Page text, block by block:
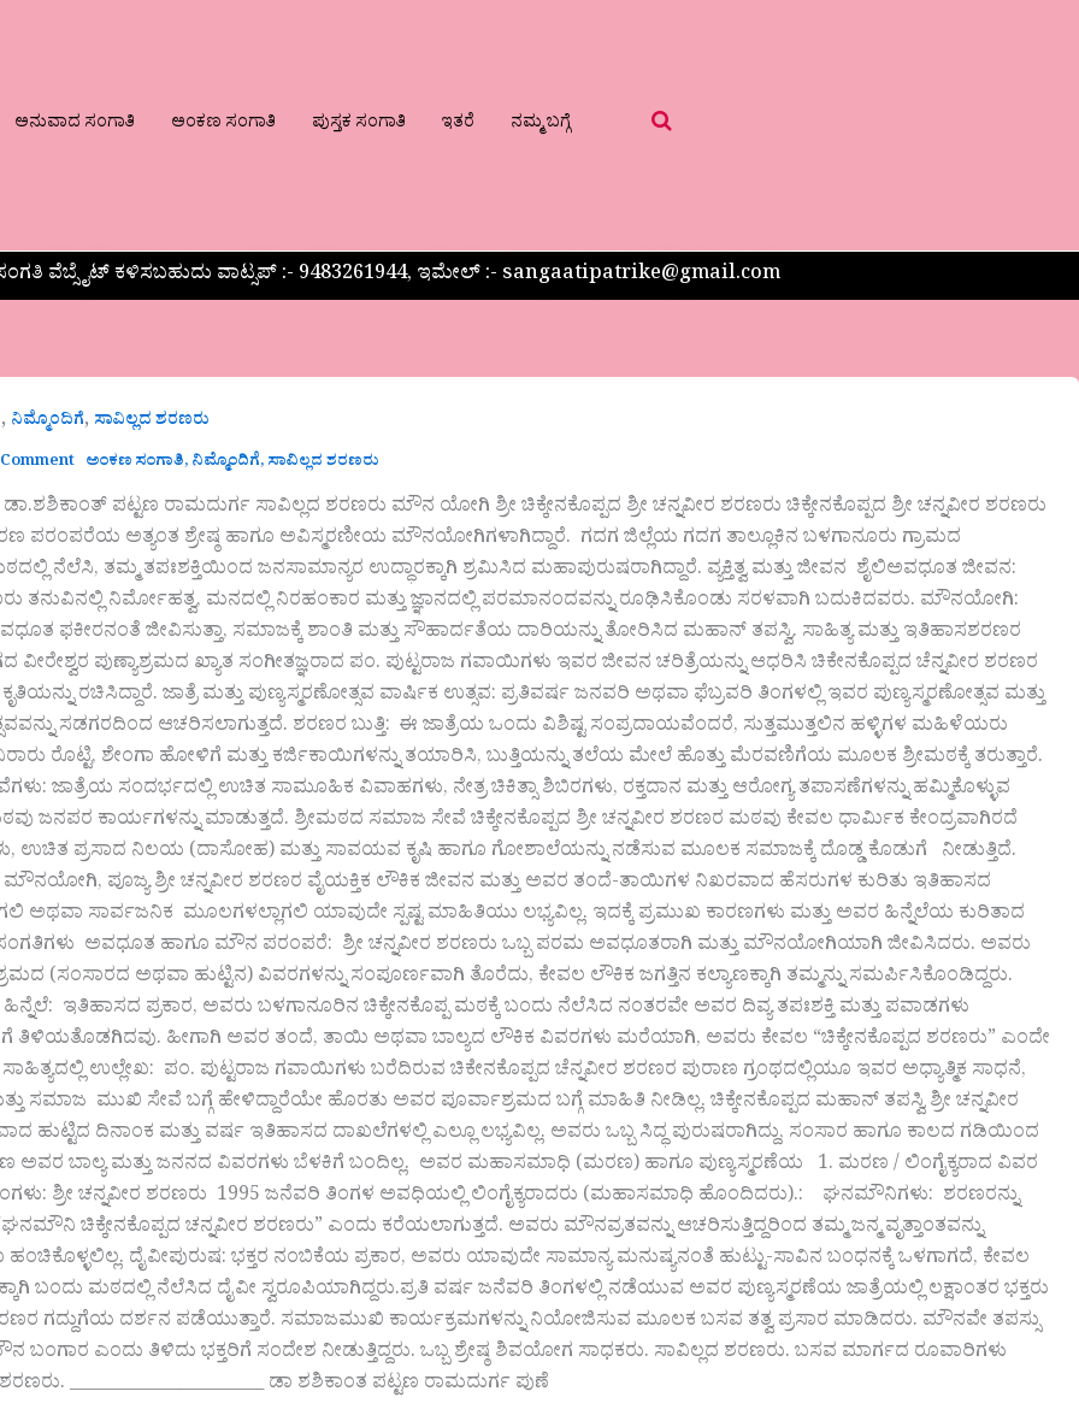
ಅನುವಾದ ಸಂಗಾತಿ ಅಂಕಣ ಸಂಗಾತಿ ಪುಸ್ತಕ ಸಂಗಾತಿ ಇತರೆ ನಮ್ಮ ಬಗ್ಗೆ
ವೆಬ್ಸೈಟ್ ಕಳಿಸಬಹುದು ವಾಟ್ಸಪ್‌ :- 9483261944, ಇಮೇಲ್ :- sangaatipatrike@gmail.com
, ನಿಮ್ಮೊಂದಿಗೆ, ಸಾವಿಲ್ಲದ ಶರಣರು
ಅಂಕಣ ಸಂಗಾತಿ,ನಿಮ್ಮೊಂದಿಗೆ,ಸಾವಿಲ್ಲದ ಶರಣರು
ಪಟ್ಟಣ ರಾಮದುರ್ಗ ಸಾವಿಲ್ಲದ ಶರಣರು ಮೌನ ಯೋಗಿ ಶ್ರೀ ಚಿಕ್ಕೇನಕೊಪ್ಪದ ಶ್ರೀ ಚನ್ನವೀರ ಶರಣರು ಚಿಕ್ಕೇನಕೊಪ್ಪದ ಶ್ರೀ ಚನ್ನವೀರ ಶರಣರು
ಪರಂಪರೆಯ ಅತ್ಯಂತ ಶ್ರೇಷ್ಠ ಹಾಗೂ ಅವಿಸ್ಮರಣೀಯ ಮೌನಯೋಗಿಗಳಾಗಿದ್ದಾರೆ. ಗದಗ ಜಿಲ್ಲೆಯ ಗದಗ ತಾಲ್ಲೂಕಿನ ಬಳಗಾನೂರು ಗ್ರಾಮದ
ನೆಲೆಸಿ, ತಮ್ಮ ತಪಃಶಕ್ತಿಯಿಂದ ಜನಸಾಮಾನ್ಯರ ಉದ್ಧಾರಕ್ಕಾಗಿ ಶ್ರಮಿಸಿದ ಮಹಾಪುರುಷರಾಗಿದ್ದಾರೆ. ವ್ಯಕ್ತಿತ್ವ ಮತ್ತು ಜೀವನ ಶೈಲಿಅವಧೂತ ಜೀವನ:
ತನುವಿನಲ್ಲಿ ನಿರ್ಮೋಹತ್ವ, ಮನದಲ್ಲಿ ನಿರಹಂಕಾರ ಮತ್ತು ಜ್ಞಾನದಲ್ಲಿ ಪರಮಾನಂದವನ್ನು ರೂಢಿಸಿಕೊಂಡು ಸರಳವಾಗಿ ಬದುಕಿದವರು. ಮೌನಯೋಗಿ:
ಫಕೀರನಂತೆ ಜೀವಿಸುತ್ತಾ, ಸಮಾಜಕ್ಕೆ ಶಾಂತಿ ಮತ್ತು ಸೌಹಾರ್ದತೆಯ ದಾರಿಯನ್ನು ತೋರಿಸಿದ ಮಹಾನ್ ತಪಸ್ವಿ. ಸಾಹಿತ್ಯ ಮತ್ತು ಇತಿಹಾಸಶರಣರ
ವೀರೇಶ್ವರ ಪುಣ್ಯಾಶ್ರಮದ ಖ್ಯಾತ ಸಂಗೀತಜ್ಞರಾದ ಪಂ. ಪುಟ್ಟರಾಜ ಗವಾಯಿಗಳು ಇವರ ಜೀವನ ಚರಿತ್ರೆಯನ್ನು ಆಧರಿಸಿ ಚಿಕೇನಕೊಪ್ಪದ ಚೆನ್ನವೀರ ಶರಣರ
ರಚಿಸಿದ್ದಾರೆ. ಜಾತ್ರೆ ಮತ್ತು ಪುಣ್ಯಸ್ಮರಣೋತ್ಸವ ವಾರ್ಷಿಕ ಉತ್ಸವ: ಪ್ರತಿವರ್ಷ ಜನವರಿ ಅಥವಾ ಫೆಬ್ರವರಿ ತಿಂಗಳಲ್ಲಿ ಇವರ ಪುಣ್ಯಸ್ಮರಣೋತ್ಸವ ಮತ್ತು
ಸಡಗರದಿಂದ ಆಚರಿಸಲಾಗುತ್ತದೆ. ಶರಣರ ಬುತ್ತಿ: ಈ ಜಾತ್ರೆಯ ಒಂದು ವಿಶಿಷ್ಟ ಸಂಪ್ರದಾಯವೆಂದರೆ, ಸುತ್ತಮುತ್ತಲಿನ ಹಳ್ಳಿಗಳ ಮಹಿಳೆಯರು
ರೊಟ್ಟಿ, ಶೇಂಗಾ ಹೋಳಿಗೆ ಮತ್ತು ಕರ್ಜಿಕಾಯಿಗಳನ್ನು ತಯಾರಿಸಿ, ಬುತ್ತಿಯನ್ನು ತಲೆಯ ಮೇಲೆ ಹೊತ್ತು ಮೆರವಣಿಗೆಯ ಮೂಲಕ ಶ್ರೀಮಠಕ್ಕೆ ತರುತ್ತಾರೆ.
ಜಾತ್ರೆಯ ಸಂದರ್ಭದಲ್ಲಿ ಉಚಿತ ಸಾಮೂಹಿಕ ವಿವಾಹಗಳು, ನೇತ್ರ ಚಿಕಿತ್ಸಾ ಶಿಬಿರಗಳು, ರಕ್ತದಾನ ಮತ್ತು ಆರೋಗ್ಯ ತಪಾಸಣೆಗಳನ್ನು ಹಮ್ಮಿಕೊಳ್ಳುವ
ಜನಪರ ಕಾರ್ಯಗಳನ್ನು ಮಾಡುತ್ತದೆ. ಶ್ರೀಮಠದ ಸಮಾಜ ಸೇವೆ ಚಿಕ್ಕೇನಕೊಪ್ಪದ ಶ್ರೀ ಚನ್ನವೀರ ಶರಣರ ಮಠವು ಕೇವಲ ಧಾರ್ಮಿಕ ಕೇಂದ್ರವಾಗಿರದೆ
ಉಚಿತ ಪ್ರಸಾದ ನಿಲಯ (ದಾಸೋಹ) ಮತ್ತು ಸಾವಯವ ಕೃಷಿ ಹಾಗೂ ಗೋಶಾಲೆಯನ್ನು ನಡೆಸುವ ಮೂಲಕ ಸಮಾಜಕ್ಕೆ ದೊಡ್ಡ ಕೊಡುಗೆ ನೀಡುತ್ತಿದೆ.
ಮೌನಯೋಗಿ, ಪೂಜ್ಯ ಶ್ರೀ ಚನ್ನವೀರ ಶರಣರ ವೈಯಕ್ತಿಕ ಲೌಕಿಕ ಜೀವನ ಮತ್ತು ಅವರ ತಂದೆ-ತಾಯಿಗಳ ನಿಖರವಾದ ಹೆಸರುಗಳ ಕುರಿತು ಇತಿಹಾಸದ
ಅಥವಾ ಸಾರ್ವಜನಿಕ ಮೂಲಗಳಲ್ಲಾಗಲಿ ಯಾವುದೇ ಸ್ಪಷ್ಟ ಮಾಹಿತಿಯು ಲಭ್ಯವಿಲ್ಲ. ಇದಕ್ಕೆ ಪ್ರಮುಖ ಕಾರಣಗಳು ಮತ್ತು ಅವರ ಹಿನ್ನೆಲೆಯ ಕುರಿತಾದ
ಅವಧೂತ ಹಾಗೂ ಮೌನ ಪರಂಪರೆ: ಶ್ರೀ ಚನ್ನವೀರ ಶರಣರು ಒಬ್ಬ ಪರಮ ಅವಧೂತರಾಗಿ ಮತ್ತು ಮೌನಯೋಗಿಯಾಗಿ ಜೀವಿಸಿದರು. ಅವರು
(ಸಂಸಾರದ ಅಥವಾ ಹುಟ್ಟಿನ) ವಿವರಗಳನ್ನು ಸಂಪೂರ್ಣವಾಗಿ ತೊರೆದು, ಕೇವಲ ಲೌಕಿಕ ಜಗತ್ತಿನ ಕಲ್ಯಾಣಕ್ಕಾಗಿ ತಮ್ಮನ್ನು ಸಮರ್ಪಿಸಿಕೊಂಡಿದ್ದರು.
ಇತಿಹಾಸದ ಪ್ರಕಾರ, ಅವರು ಬಳಗಾನೂರಿನ ಚಿಕ್ಕೇನಕೊಪ್ಪ ಮಠಕ್ಕೆ ಬಂದು ನೆಲೆಸಿದ ನಂತರವೇ ಅವರ ದಿವ್ಯ ತಪಃಶಕ್ತಿ ಮತ್ತು ಪವಾಡಗಳು
ತಿಳಿಯತೊಡಗಿದವು. ಹೀಗಾಗಿ ಅವರ ತಂದೆ, ತಾಯಿ ಅಥವಾ ಬಾಲ್ಯದ ಲೌಕಿಕ ವಿವರಗಳು ಮರೆಯಾಗಿ, ಅವರು ಕೇವಲ “ಚಿಕ್ಕೇನಕೊಪ್ಪದ ಶರಣರು” ಎಂದೇ
ಸಾಹಿತ್ಯದಲ್ಲಿ ಉಲ್ಲೇಖ: ಪಂ. ಪುಟ್ಟರಾಜ ಗವಾಯಿಗಳು ಬರೆದಿರುವ ಚಿಕೇನಕೊಪ್ಪದ ಚೆನ್ನವೀರ ಶರಣರ ಪುರಾಣ ಗ್ರಂಥದಲ್ಲಿಯೂ ಇವರ ಅಧ್ಯಾತ್ಮಿಕ ಸಾಧನೆ,
ಸಮಾಜ ಮುಖಿ ಸೇವೆ ಬಗ್ಗೆ ಹೇಳಿದ್ದಾರೆಯೇ ಹೊರತು ಅವರ ಪೂರ್ವಾಶ್ರಮದ ಬಗ್ಗೆ ಮಾಹಿತಿ ನೀಡಿಲ್ಲ. ಚಿಕ್ಕೇನಕೊಪ್ಪದ ಮಹಾನ್ ತಪಸ್ವಿ ಶ್ರೀ ಚನ್ನವೀರ
ಹುಟ್ಟಿದ ದಿನಾಂಕ ಮತ್ತು ವರ್ಷ ಇತಿಹಾಸದ ದಾಖಲೆಗಳಲ್ಲಿ ಎಲ್ಲೂ ಲಭ್ಯವಿಲ್ಲ. ಅವರು ಒಬ್ಬ ಸಿದ್ಧ ಪುರುಷರಾಗಿದ್ದು, ಸಂಸಾರ ಹಾಗೂ ಕಾಲದ ಗಡಿಯಿಂದ
ಅವರ ಬಾಲ್ಯ ಮತ್ತು ಜನನದ ವಿವರಗಳು ಬೆಳಕಿಗೆ ಬಂದಿಲ್ಲ. ಅವರ ಮಹಾಸಮಾಧಿ (ಮರಣ) ಹಾಗೂ ಪುಣ್ಯಸ್ಮರಣೆಯ 1. ಮರಣ / ಲಿಂಗೈಕ್ಯರಾದ ವಿವರ
ತಿಂಗಳು: ಶ್ರೀ ಚನ್ನವೀರ ಶರಣರು 1995 ಜನೆವರಿ ತಿಂಗಳ ಅವಧಿಯಲ್ಲಿ ಲಿಂಗೈಕ್ಯರಾದರು (ಮಹಾಸಮಾಧಿ ಹೊಂದಿದರು).: ಘನಮೌನಿಗಳು: ಶರಣರನ್ನು
ಚಿಕ್ಕೇನಕೊಪ್ಪದ ಚನ್ನವೀರ ಶರಣರು” ಎಂದು ಕರೆಯಲಾಗುತ್ತದೆ. ಅವರು ಮೌನವ್ರತವನ್ನು ಆಚರಿಸುತ್ತಿದ್ದರಿಂದ ತಮ್ಮ ಜನ್ಮ ವೃತ್ತಾಂತವನ್ನು
ದೈವೀಪುರುಷ: ಭಕ್ತರ ನಂಬಿಕೆಯ ಪ್ರಕಾರ, ಅವರು ಯಾವುದೇ ಸಾಮಾನ್ಯ ಮನುಷ್ಯನಂತೆ ಹುಟ್ಟು-ಸಾವಿನ ಬಂಧನಕ್ಕೆ ಒಳಗಾಗದೆ, ಕೇವಲ
ಬಂದು ಮಠದಲ್ಲಿ ನೆಲೆಸಿದ ದೈವೀ ಸ್ವರೂಪಿಯಾಗಿದ್ದರು.ಪ್ರತಿ ವರ್ಷ ಜನೆವರಿ ತಿಂಗಳಲ್ಲಿ ನಡೆಯುವ ಅವರ ಪುಣ್ಯಸ್ಮರಣೆಯ ಜಾತ್ರೆಯಲ್ಲಿ ಲಕ್ಷಾಂತರ ಭಕ್ತರು
ಗದ್ದುಗೆಯ ದರ್ಶನ ಪಡೆಯುತ್ತಾರೆ. ಸಮಾಜಮುಖಿ ಕಾರ್ಯಕ್ರಮಗಳನ್ನು ನಿಯೋಜಿಸುವ ಮೂಲಕ ಬಸವ ತತ್ವ ಪ್ರಸಾರ ಮಾಡಿದರು. ಮೌನವೇ ತಪಸ್ಸು
ಬಂಗಾರ ಎಂದು ತಿಳಿದು ಭಕ್ತರಿಗೆ ಸಂದೇಶ ನೀಡುತ್ತಿದ್ದರು. ಒಬ್ಬ ಶ್ರೇಷ್ಠ ಶಿವಯೋಗ ಸಾಧಕರು. ಸಾವಿಲ್ಲದ ಶರಣರು. ಬಸವ ಮಾರ್ಗದ ರೂವಾರಿಗಳು
_______________________ ಡಾ ಶಶಿಕಾಂತ ಪಟ್ಟಣ ರಾಮದುರ್ಗ ಪುಣೆ